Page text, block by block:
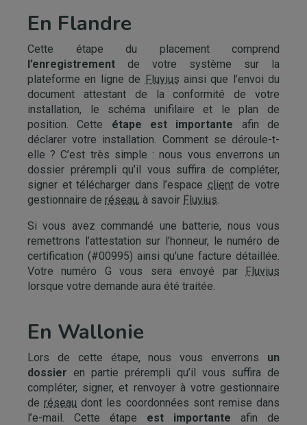
En Flandre
Cette étape du placement comprend
l’enregistrement de votre système sur la
plateforme en ligne de Fluvius ainsi que l’envoi du
document attestant de la conformité de votre
installation, le schéma unifilaire et le plan de
position. Cette étape est importante afin de
déclarer votre installation. Comment se déroule-t-
elle ? C’est très simple : nous vous enverrons un
dossier prérempli qu’il vous suffira de compléter,
signer et télécharger dans l’espace clientde votre
gestionnaire de réseau, à savoir Fluvius.
Si vous avez commandé une batterie, nous vous
remettrons l’attestation sur l’honneur, le numéro de
certification (#00995) ainsi qu’une facture détaillée.
Votre numéro G vous sera envoyé par Fluvius
lorsque votre demande aura été traitée.
En Wallonie
Lors de cette étape, nous vous enverrons un
dossier en partie prérempli qu’il vous suffira de
compléter, signer, et renvoyer à votre gestionnaire
deréseau dont les coordonnées sont remise dans
l’e-mail. Cette étape est importante afin de